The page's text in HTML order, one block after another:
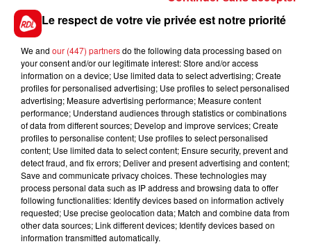
Selon nos confrères de BFMTV, une personne s’est
jetée d’une passerelle au-dessus des voies. Son état
de santé n’est, pour l’heure, pas connu.
FIL D'ACTUS
Le respect de votre vie privée est notre priorité
We and our (447) partnersdo the following data processing based on
your consent and/or our legitimate interest: Store and/or access
information on a device; Use limited data to select advertising; Create
profiles for personalised advertising; Use profiles to select personalised
advertising; Measure advertising performance; Measure content
performance; Understand audiences through statistics or combinations
of data from different sources; Develop and improve services; Create
profiles to personalise content; Use profiles to select personalised
content; Use limited data to select content; Ensure security, prevent and
detect fraud, and fix errors; Deliver and present advertising and content;
Save and communicate privacy choices. These technologies may
process personal data such as IP address and browsing data to offer
following functionalities: Identify devices based on information actively
requested; Use precise geolocation data; Match and combine data from
other data sources; Link different devices; Identify devices based on
information transmitted automatically.